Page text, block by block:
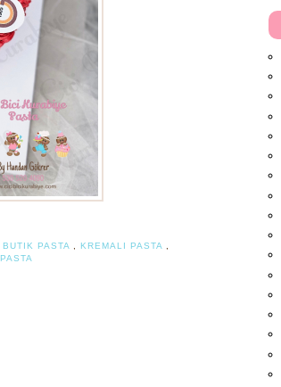
PASTA KREMALI PASTA